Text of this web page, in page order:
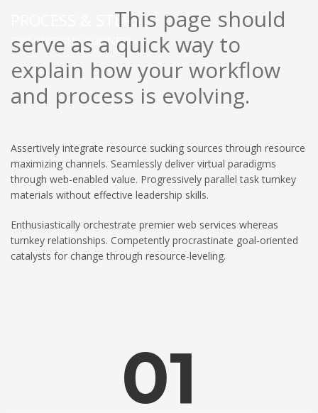
PROCESS & STEPS
FOR ONGOING BUSINESS
This page should
serve as a quick way to
explain how your workflow
and process is evolving.
Assertively integrate resource sucking sources through resource
maximizing channels. Seamlessly deliver virtual paradigms
through web-enabled value. Progressively parallel task turnkey
materials without effective leadership skills.
Enthusiastically orchestrate premier web services whereas
turnkey relationships. Competently procrastinate goal-oriented
catalysts for change through resource-leveling.
01